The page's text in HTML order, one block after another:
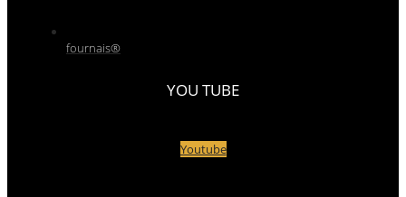
fournais®
YOU TUBE
Youtube